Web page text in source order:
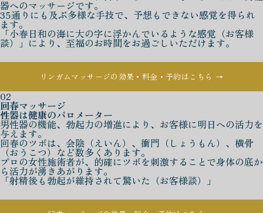
器へのマッサージです。
35通りにも及ぶ多様な手技で、予想もできない感覚を得られ
ます。
「小春日和の海に大の字に浮かんでいるような感覚（お客様
談）」により、至福のお時間をお過ごしいただけます。
リンガムマッサージの効果・料金・予約はこちら →
02
回春マッサージ
性器は健康のバロメーター
男性器の機能、勃起力の増進により、お客様に明日への活力を
与えます。
回春のツボは、会陰（えいん）、衝門（しょうもん）、横骨
（おうこつ）など数多くあります。
プロの女性施術者が、的確にツボを刺激することで身体の底か
ら活力が湧きあがります。
「射精後も勃起が維持されて驚いた（お客様談）」